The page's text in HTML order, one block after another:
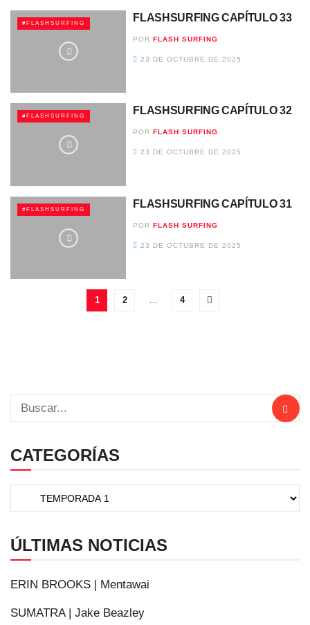
#FLASHSURFING FLASHSURFING CAPÍTULO 33
POR FLASH SURFING
23 DE OCTUBRE DE 2025
#FLASHSURFING FLASHSURFING CAPÍTULO 32
POR FLASH SURFING
23 DE OCTUBRE DE 2025
#FLASHSURFING FLASHSURFING CAPÍTULO 31
POR FLASH SURFING
23 DE OCTUBRE DE 2025
1 2 … 4
CATEGORÍAS
ÚLTIMAS NOTICIAS
ERIN BROOKS | Mentawai
SUMATRA | Jake Beazley